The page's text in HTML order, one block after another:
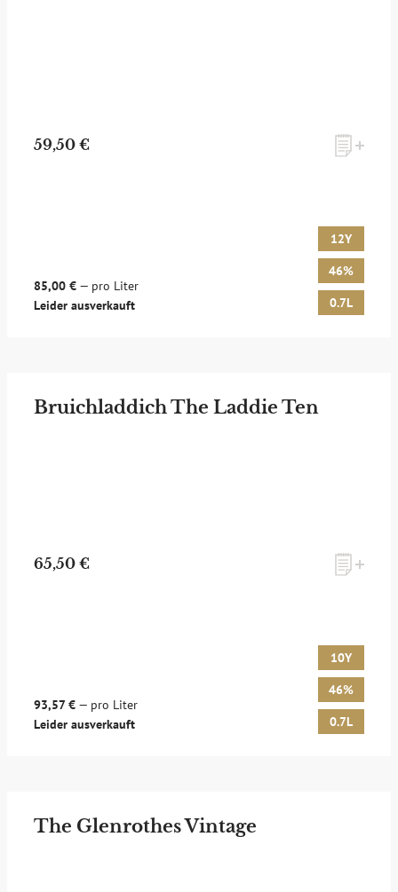
59,50 €
85,00 € — pro Liter
Leider ausverkauft
12Y
46%
0.7L
Bruichladdich The Laddie Ten
65,50 €
93,57 € — pro Liter
Leider ausverkauft
10Y
46%
0.7L
The Glenrothes Vintage